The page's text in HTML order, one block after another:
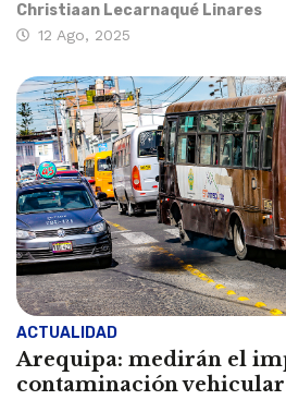
Christiaan Lecarnaqué Linares
12 Ago, 2025
ACTUALIDAD
Arequipa: medirán el
contaminación vehicular